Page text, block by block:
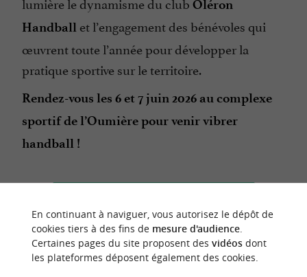
Oléron
Handball et l’engagement des bénévoles qui
œuvrent toute l’année pour développer la
pratique sportive sur le territoire.
Rendez-vous les 6 et 7 juin 2026 au complexe
sportif de l’Oumière pour venir vibrer
handball !
SITE INTERNET DE L'ÉVÈNEMENT
En continuant à naviguer, vous autorisez le dépôt de
cookies tiers à des fins de mesure d'audience.
Certaines pages du site proposent des vidéosdont
les plateformes déposent également des cookies.